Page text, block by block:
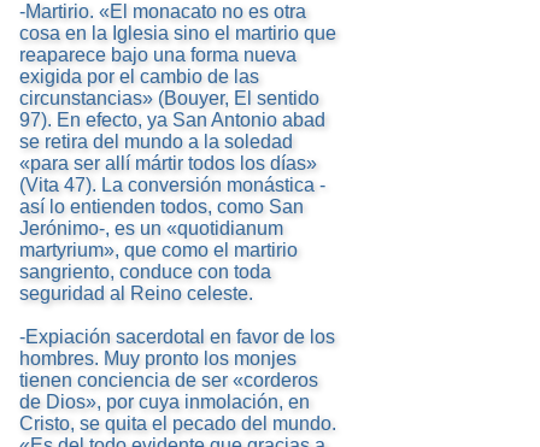
-Martirio. «El monacato no es otra
cosa en la Iglesia sino el martirio que
reaparece bajo una forma nueva
exigida por el cambio de las
circunstancias» (Bouyer, El sentido
97). En efecto, ya San Antonio abad
se retira del mundo a la soledad
«para ser allí mártir todos los días»
(Vita 47). La conversión monástica -
así lo entienden todos, como San
Jerónimo-, es un «quotidianum
martyrium», que como el martirio
sangriento, conduce con toda
seguridad al Reino celeste.
-Expiación sacerdotal en favor de los
hombres. Muy pronto los monjes
tienen conciencia de ser «corderos
de Dios», por cuya inmolación, en
Cristo, se quita el pecado del mundo.